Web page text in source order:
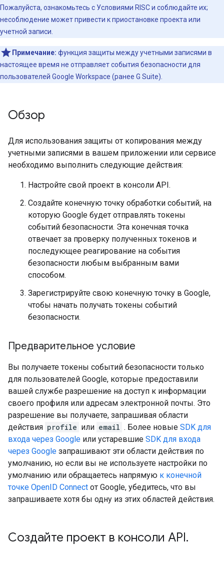
Пожалуйста, ознакомьтесь с Условиями RISC и соблюдайте их;
несоблюдение может привести к приостановке проекта или
учетной записи.
Примечание: функция защиты между учетными записями в
настоящее время не отправляет события безопасности для
пользователей Google Workspace (ранее G Suite).
Обзор
Для использования защиты от копирования между
учетными записями в вашем приложении или сервисе
необходимо выполнить следующие действия:
Настройте свой проект в консоли API.
Создайте конечную точку обработки событий, на
которую Google будет отправлять токены
событий безопасности. Эта конечная точка
отвечает за проверку полученных токенов и
последующее реагирование на события
безопасности любым выбранным вами
способом.
Зарегистрируйте свою конечную точку в Google,
чтобы начать получать токены событий
безопасности.
Предварительное условие
Вы получаете токены событий безопасности только
для пользователей Google, которые предоставили
вашей службе разрешение на доступ к информации
своего профиля или адресам электронной почты. Это
разрешение вы получаете, запрашивая области
действия profile или email . Более новые SDK для
входа через Google или устаревшие SDK для входа
через Google запрашивают эти области действия по
умолчанию, но если вы не используете настройки по
умолчанию или обращаетесь напрямую к конечной
точке OpenID Connect от Google, убедитесь, что вы
запрашиваете хотя бы одну из этих областей действия.
Создайте проект в консоли API.